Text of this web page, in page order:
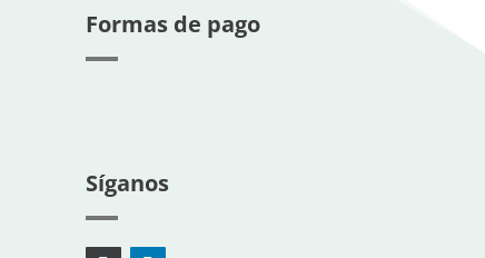
Formas de pago
Síganos